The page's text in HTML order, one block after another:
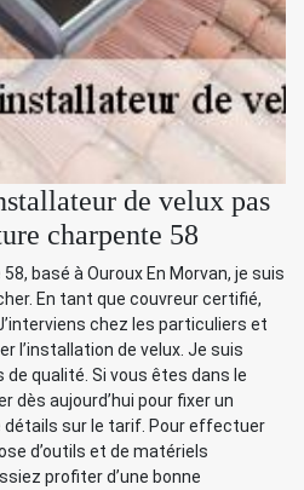
de velux pas
charpente 58
basé à Ouroux En Morvan, je suis
En tant que couvreur certifié,
chez les particuliers et
l’installation de velux. Je suis
qualité. Si vous êtes dans le
dès aujourd’hui pour fixer un
détails sur le tarif. Pour effectuer
d’outils et de matériels
profiter d’une bonne